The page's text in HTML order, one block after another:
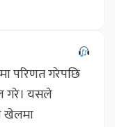
परिणत गरेपछि
गरे। यसले
खेलमा